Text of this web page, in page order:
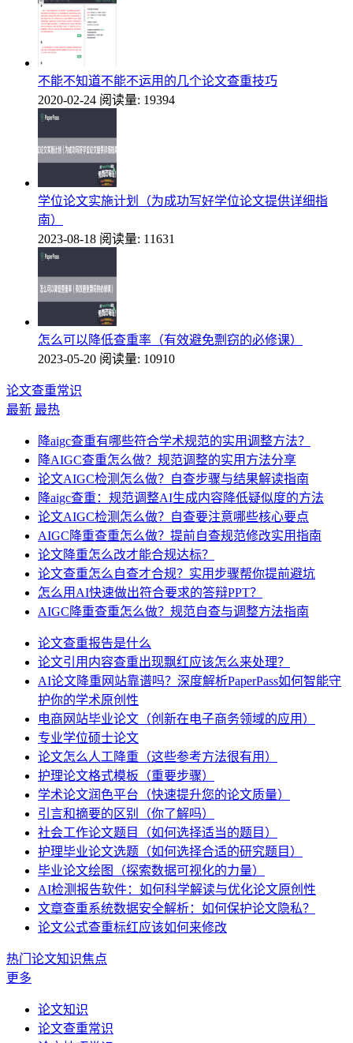
不能不知道不能不运用的几个论文查重技巧
2020-02-24 阅读量: 19394
学位论文实施计划（为成功写好学位论文提供详细指
南）
2023-08-18 阅读量: 11631
怎么可以降低查重率（有效避免剽窃的必修课）
2023-05-20 阅读量: 10910
论文查重常识
最新 最热
降aigc查重有哪些符合学术规范的实用调整方法？
降AIGC查重怎么做？规范调整的实用方法分享
论文AIGC检测怎么做？自查步骤与结果解读指南
降aigc查重：规范调整AI生成内容降低疑似度的方法
论文AIGC检测怎么做？自查要注意哪些核心要点
AIGC降重查重怎么做？提前自查规范修改实用指南
论文降重怎么改才能合规达标？
论文查重怎么自查才合规？实用步骤帮你提前避坑
怎么用AI快速做出符合要求的答辩PPT？
AIGC降重查重怎么做？规范自查与调整方法指南
论文查重报告是什么
论文引用内容查重出现飘红应该怎么来处理？
AI论文降重网站靠谱吗？深度解析PaperPass如何智能守
护你的学术原创性
电商网站毕业论文（创新在电子商务领域的应用）
专业学位硕士论文
论文怎么人工降重（这些参考方法很有用）
护理论文格式模板（重要步骤）
学术论文润色平台（快速提升您的论文质量）
引言和摘要的区别（你了解吗）
社会工作论文题目（如何选择适当的题目）
护理毕业论文选题（如何选择合适的研究题目）
毕业论文绘图（探索数据可视化的力量）
AI检测报告软件：如何科学解读与优化论文原创性
文章查重系统数据安全解析：如何保护论文隐私？
论文公式查重标红应该如何来修改
热门论文知识焦点
更多
论文知识
论文查重常识